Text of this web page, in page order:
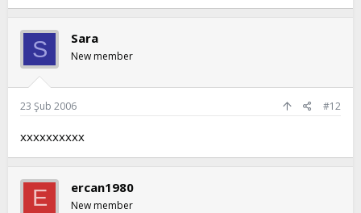
S Sara
New member
23 Şub 2006 #12
xxxxxxxxxx
E ercan1980
New member